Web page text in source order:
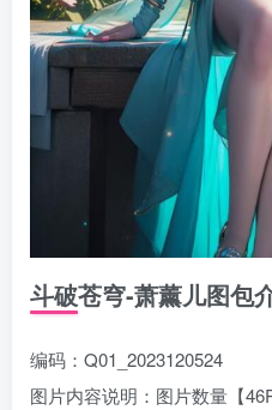
斗破苍穹-萧薰儿图包
编码：Q01_2023120524
图片内容说明：图片数量【